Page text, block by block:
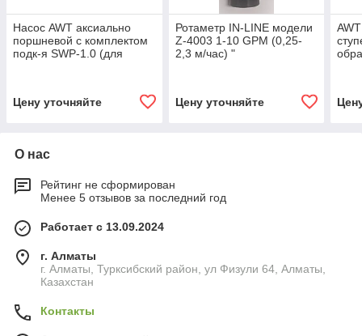
Насос AWT аксиально
поршневой с комплектом
подк-я SWP-1.0 (для
Цену уточняйте
Ротаметр IN-LINE модели
Z-4003 1-10 GPM (0,25-
2,3 м/час) "
Цену уточняйте
О нас
Рейтинг не сформирован
Менее 5 отзывов за последний год
Работает с 13.09.2024
г. Алматы
г. Алматы, Турксибский район, ул Физули 64, Алматы,
Казахстан
Контакты